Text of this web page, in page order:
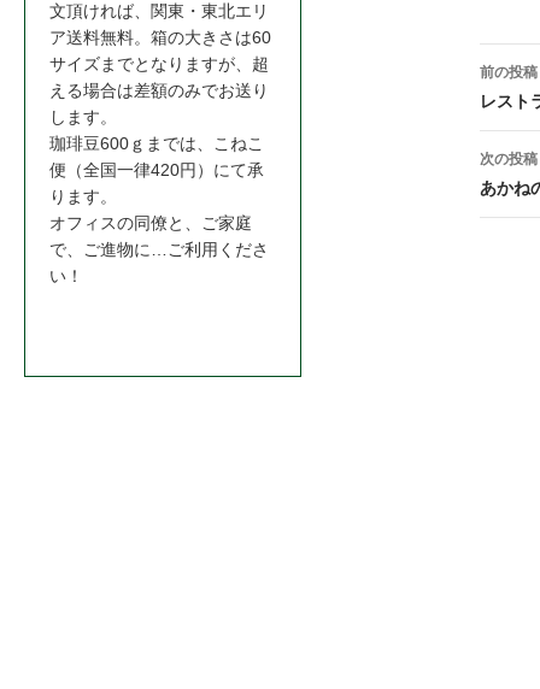
投
稿
ナ
ビ
前の投稿
レスト
次の投稿
あか
文頂ければ、関東・東北エリ
ア送料無料。箱の大きさは60
サイズまでとなりますが、超
える場合は差額のみでお送り
します。
珈琲豆600ｇまでは、こねこ
便（全国一律420円）にて承
ります。
オフィスの同僚と、ご家庭
で、ご進物に…ご利用くださ
い！